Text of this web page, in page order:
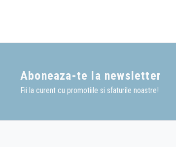
Aboneaza-te la newsletter
Fii la curent cu promotiile si sfaturile noastre!